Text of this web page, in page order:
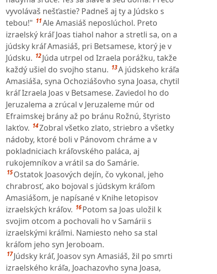
vyvolávaš nešťastie? Padneš aj ty a Júdsko s
tebou!" 11Ale Amasiáš neposlúchol. Preto
izraelský kráľ Joas tiahol nahor a stretli sa, on a
júdsky kráľ Amasiáš, pri Betsamese, ktorý je v
Júdsku. 12 Júda utrpel od Izraela porážku, takže
každý ušiel do svojho stanu. 13A júdskeho kráľa
Amasiáša, syna Ochoziášovho syna Joasa, chytil
kráľ Izraela Joas v Betsamese. Zaviedol ho do
Jeruzalema a zrúcal v Jeruzaleme múr od
Efraimskej brány až po bránu Rožnú, štyristo
lakťov. 14Zobral všetko zlato, striebro a všetky
nádoby, ktoré boli v Pánovom chráme a v
pokladniciach kráľovského paláca, aj
rukojemníkov a vrátil sa do Samárie.
15 Ostatok Joasových dejín, čo vykonal, jeho
chrabrosť, ako bojoval s júdskym kráľom
Amasiášom, je napísané v Knihe letopisov
izraelských kráľov. 16 Potom sa Joas uložil k
svojim otcom a pochovali ho v Samárii s
izraelskými kráľmi. Namiesto neho sa stal
kráľom jeho syn Jeroboam.
17 Júdsky kráľ, Joasov syn Amasiáš, žil po smrti
izraelského kráľa, Joachazovho syna Joasa,